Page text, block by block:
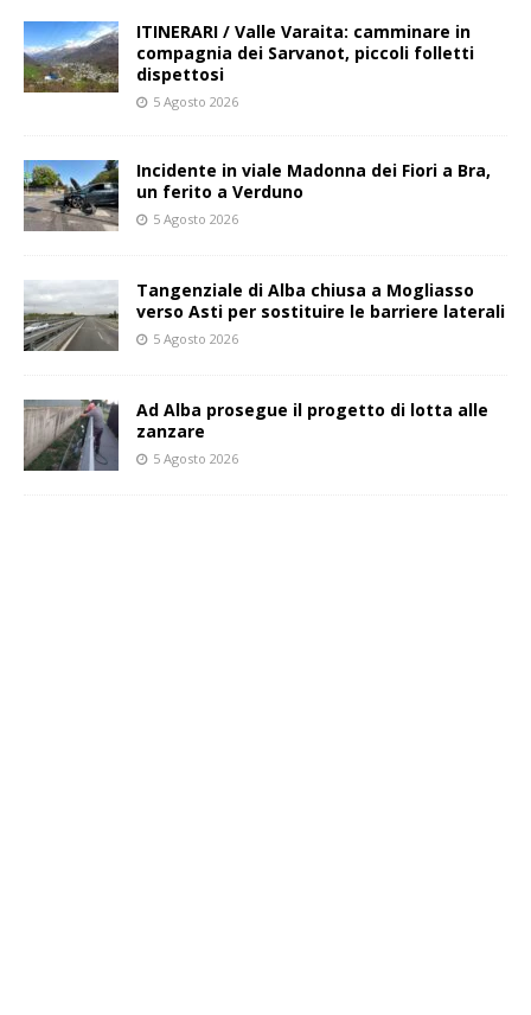
ITINERARI / Valle Varaita: camminare in
compagnia dei Sarvanot, piccoli folletti
dispettosi
5 Agosto 2026
Incidente in viale Madonna dei Fiori a Bra,
un ferito a Verduno
5 Agosto 2026
Tangenziale di Alba chiusa a Mogliasso
verso Asti per sostituire le barriere laterali
5 Agosto 2026
Ad Alba prosegue il progetto di lotta alle
zanzare
5 Agosto 2026